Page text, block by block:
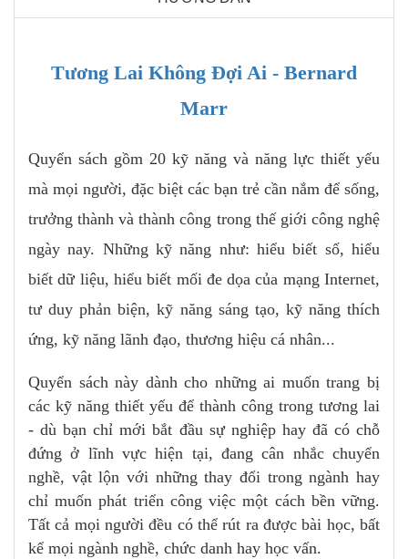
Tương Lai Không Đợi Ai - Bernard
Marr
Quyển sách gồm 20 kỹ năng và năng lực thiết yếu
mà mọi người, đặc biệt các bạn trẻ cần nắm để sống,
trưởng thành và thành công trong thế giới công nghệ
ngày nay. Những kỹ năng như: hiểu biết số, hiểu
biết dữ liệu, hiểu biết mối đe dọa của mạng Internet,
tư duy phản biện, kỹ năng sáng tạo, kỹ năng thích
ứng, kỹ năng lãnh đạo, thương hiệu cá nhân...
Quyển sách này dành cho những ai muốn trang bị
các kỹ năng thiết yếu để thành công trong tương lai
- dù bạn chỉ mới bắt đầu sự nghiệp hay đã có chỗ
đứng ở lĩnh vực hiện tại, đang cân nhắc chuyển
nghề, vật lộn với những thay đổi trong ngành hay
chỉ muốn phát triển công việc một cách bền vững.
Tất cả mọi người đều có thể rút ra được bài học, bất
kể mọi ngành nghề, chức danh hay học vấn.